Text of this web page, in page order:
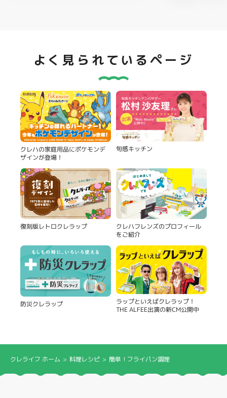
よく見られているページ
クレハの家庭用品にポケモンデ
ザインが登場！
旬感キッチン
復刻版レトロクレラップ クレハフレンズのプロフィール
をご紹介
防災クレラップ ラップといえばクレラップ！
THE ALFEE出演の新CM公開中
クレライフ ホーム 料理レシピ 簡単！フライパン調理